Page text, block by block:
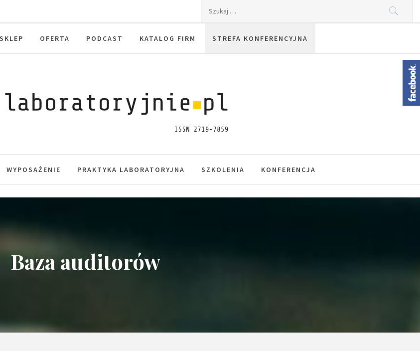
SKLEP OFERTA PODCAST KATALOG FIRM STREFA KONFERENCYJNA
WYPOSAŻENIE PRAKTYKA LABORATORYJNA SZKOLENIA KONFERENCJA
Baza auditorów